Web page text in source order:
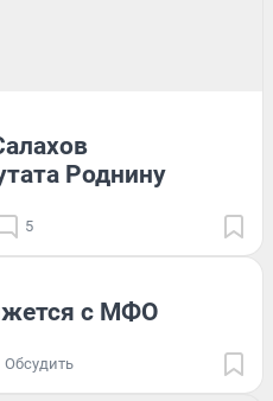
Роднину
5
с МФО
Обсудить